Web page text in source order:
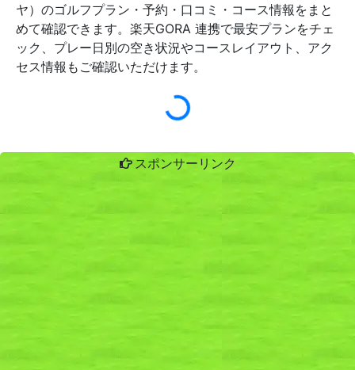
ヤ）のゴルフプラン・予約・口コミ・コース情報をまと
めて確認できます。楽天GORA 連携で最安プランをチェ
ック、プレー日別の空き状況やコースレイアウト、アク
セス情報もご確認いただけます。
スポンサーリンク